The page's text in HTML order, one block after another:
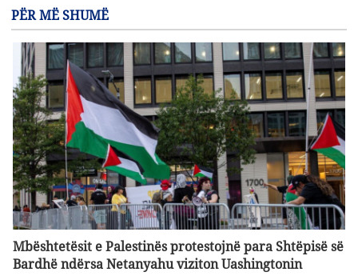
PËR MË SHUMË
Mbështetësit e Palestinës protestojnë para Shtëpisë së
Bardhë ndërsa Netanyahu viziton Uashingtonin